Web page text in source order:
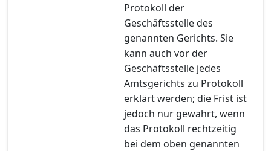
Protokoll der
Geschäftsstelle des
genannten Gerichts. Sie
kann auch vor der
Geschäftsstelle jedes
Amtsgerichts zu Protokoll
erklärt werden; die Frist ist
jedoch nur gewahrt, wenn
das Protokoll rechtzeitig
bei dem oben genannten